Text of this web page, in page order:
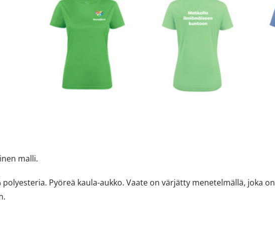
malli.
Pyöreä kaula-aukko. Vaate on värjätty menetelmällä, joka on